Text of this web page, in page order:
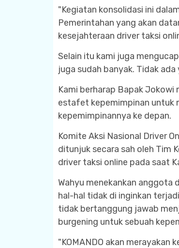
"Kegiatan konsolidasi ini
Pemerintahan yang akan
kesejahteraan driver taksi
Selain itu kami juga
juga sudah banyak. Tidak ada
Kami berharap Bapak
estafet kepemimpinan untuk
kepemimpinannya ke depan.
Komite Aksi Nasional Driver
ditunjuk secara sah oleh Tim
driver taksi online pada saat
Wahyu menekankan anggota
hal-hal tidak di inginkan
tidak bertanggung jawab
burgening untuk sebuah
"KOMANDO akan merayakan